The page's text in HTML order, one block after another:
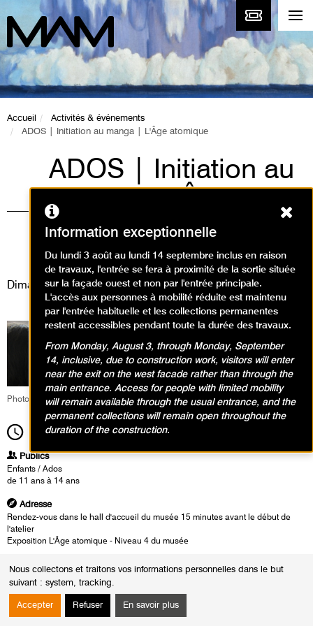
Nous collectons et traitons vos informations personnelles dans le but
suivant : system, tracking.
Accepter Refuser En savoir plus
Accueil
Activités & événements
ADOS | Initiation au manga | L'Âge atomique
ADOS | Initiation au
manga | L'Âge
atomique
Visites, Ateliers / Visite atelier
Dimanche 12 janvier 2025
Photo : Quartier Japon
15h00Durée2h00
Publics
Enfants / Ados
de 11 ans à 14 ans
Adresse
Rendez-vous dans le hall d'accueil du musée 15 minutes avant le début de
l'atelier
Exposition L'Âge atomique - Niveau 4 du musée
Heures
Du :
Dimanche 17 novembre 2024
Dimanche 12 janvier 2025
Le :
Dimanche 12 janvier 2025 de 15h00 à 17h00
Information exceptionnelle
Du lundi 3 août au lundi 14 septembre inclus en raison
de travaux, l'entrée se fera à proximité de la sortie située
sur la façade ouest et non par l'entrée principale.
L'accès aux personnes à mobilité réduite est maintenu
par l'entrée habituelle et les collections permanentes
restent accessibles pendant toute la durée des travaux.
From Monday, August 3, through Monday, September
14, inclusive, due to construction work, visitors will enter
near the exit on the west facade rather than through the
main entrance. Access for people with limited mobility
will remain available through the usual entrance, and the
permanent collections will remain open throughout the
duration of the construction.